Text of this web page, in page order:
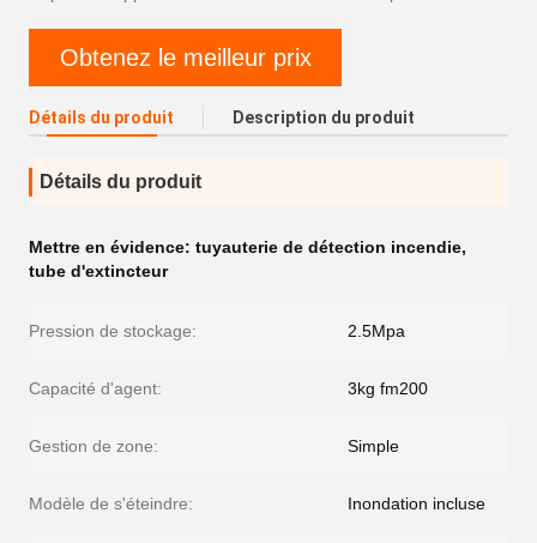
Obtenez le meilleur prix
Détails du produit Description du produit
Détails du produit
Mettre en évidence: tuyauterie de détection incendie,
tube d'extincteur
Pression de stockage: 2.5Mpa
Capacité d'agent: 3kg fm200
Gestion de zone: Simple
Modèle de s'éteindre: Inondation incluse